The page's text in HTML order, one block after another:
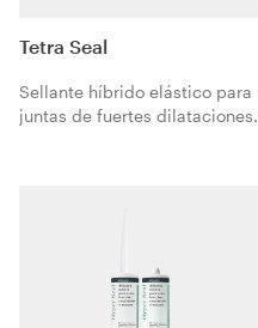
Tetra Seal
Sellante híbrido elástico para
juntas de fuertes dilataciones.